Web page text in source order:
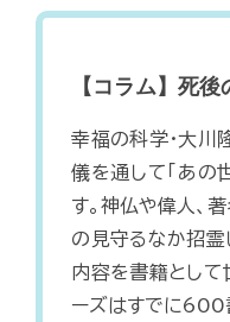
【コラム】死後
幸福の科学・大川
儀を通して「あの
す。神仏や偉人、
の見守るなか招霊
内容を書籍として
ーズはすでに600